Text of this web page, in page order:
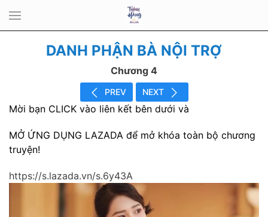
DANH PHẬN BÀ NỘI TRỢ
Chương 4
PREV NEXT
Mời bạn CLICK vào liên kết bên dưới và
MỞ ỨNG DỤNG LAZADA để mở khóa toàn bộ chương
truyện!
https://s.lazada.vn/s.6y43A